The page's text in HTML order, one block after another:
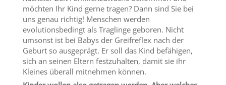
möchten Ihr Kind gerne tragen? Dann sind Sie bei
uns genau richtig! Menschen werden
evolutionsbedingt als Traglinge geboren. Nicht
umsonst ist bei Babys der Greifreflex nach der
Geburt so ausgeprägt. Er soll das Kind befähigen,
sich an seinen Eltern festzuhalten, damit sie ihr
Kleines überall mitnehmen können.